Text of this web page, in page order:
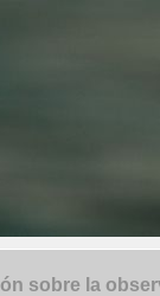
sobre la